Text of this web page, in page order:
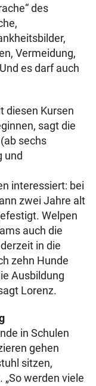
des
Vermeidung,
es darf auch
diesen Kursen
sagt die
sechs
und
interessiert: bei
zwei Jahre alt
Welpen
auch die
in die
zehn Hunde
Ausbildung
Lorenz.
in Schulen
gehen
sitzen,
„So werden viele